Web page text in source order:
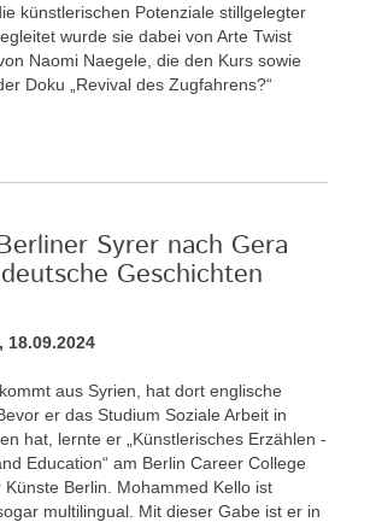
künstlerischen Potenziale stillgelegter
wurde sie dabei von Arte Twist
Naomi Naegele, die den Kurs sowie
Doku „Revival des Zugfahrens?“
Syrer nach Gera
Geschichten
18.09.2024
aus Syrien, hat dort englische
er das Studium Soziale Arbeit in
hat, lernte er „Künstlerisches Erzählen -
Education“ am Berlin Career College
Berlin. Mohammed Kello ist
multilingual. Mit dieser Gabe ist er in